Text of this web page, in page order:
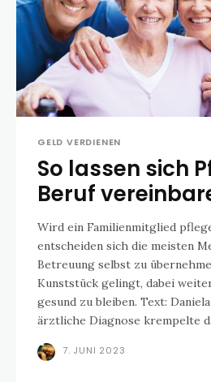
GELD VERDIENEN
So lassen sich
Beruf
Wird ein Familienmitglied
entscheiden sich die meisten
Betreuung selbst zu
Kunststück gelingt, dabei
gesund zu bleiben. Text: Daniela Eckstein Die
ärztliche Diagnose krempelte
7. JUNI 2023